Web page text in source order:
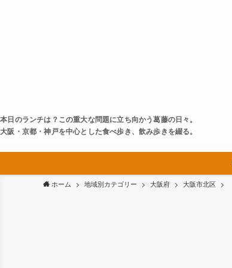
本日のランチは？この重大な問題に立ち向かう葛藤の日々。
大阪・京都・神戸を中心とした食べ歩き、飲み歩きを綴る。
ホーム 地域別カテゴリー 大阪府 大阪市北区